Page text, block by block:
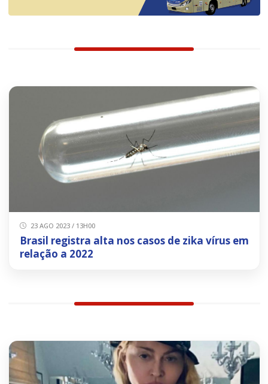
23 AGO 2023 / 13H00
Brasil registra alta nos casos de zika vírus em
relação a 2022